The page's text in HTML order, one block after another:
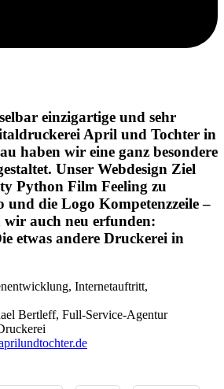
einzigartige und sehr
April und Tochter in
haben wir eine ganz besondere
Unser Webdesign Ziel
Python Film Feeling zu
und die Logo Kompetenzzeile –
auch neu erfunden:
etwas andere Druckerei in
Internetauftritt,
Bertleff, Full-Service-Agentur